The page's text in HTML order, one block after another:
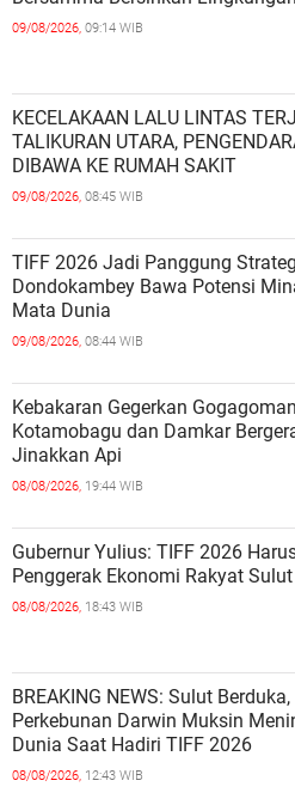
09/08/2026, 09:14 WIB
KECELAKAAN LALU LINTAS
TALIKURAN UTARA,
DIBAWA KE RUMAH SAKIT
09/08/2026, 08:45 WIB
TIFF 2026 Jadi Panggung
Dondokambey Bawa Potensi
Mata Dunia
09/08/2026, 08:44 WIB
Kebakaran Gegerkan
Kotamobagu dan Damkar
Jinakkan Api
08/08/2026, 19:44 WIB
Gubernur Yulius: TIFF 2026
Penggerak Ekonomi Rakyat Sulut
08/08/2026, 18:43 WIB
BREAKING NEWS: Sulut
Perkebunan Darwin Muksin
Dunia Saat Hadiri TIFF 2026
08/08/2026, 12:43 WIB